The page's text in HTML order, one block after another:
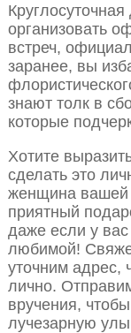
организовать
встреч,
заранее, вы
знают толк в
которые
Хотите
сделать это
женщина вашей
приятный
даже если у
любимой!
уточним адрес,
лично.
вручения,
лучезарную